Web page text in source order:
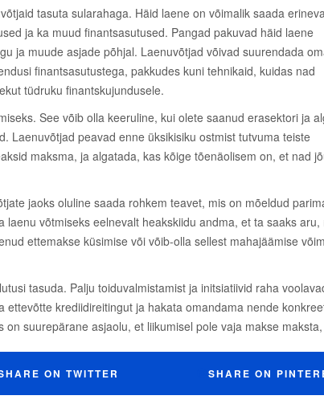
tasuta sularahaga. Häid laene on võimalik saada
ja ka muud finantsasutused. Pangad pakuvad häid laene
ja muude asjade põhjal. Laenuvõtjad võivad suurendada
finantsasutustega, pakkudes kuni tehnikaid, kuidas nad
tüdruku finantskujundusele.
See võib olla keeruline, kui olete saanud erasektori ja
Laenuvõtjad peavad enne üksikisiku ostmist tutvuma teiste
maksma, ja algatada, kas kõige tõenäolisem on, et nad
jaoks oluline saada rohkem teavet, mis on mõeldud
võtmiseks eelnevalt heakskiidu andma, et ta saaks aru,
ettemakse küsimise või võib-olla sellest mahajäämise
tasuda. Palju toiduvalmistamist ja initsiatiivid raha
krediidireitingut ja hakata omandama nende
suurepärane asjaolu, et liikumisel pole vaja makse
ON TWITTER
SHARE ON